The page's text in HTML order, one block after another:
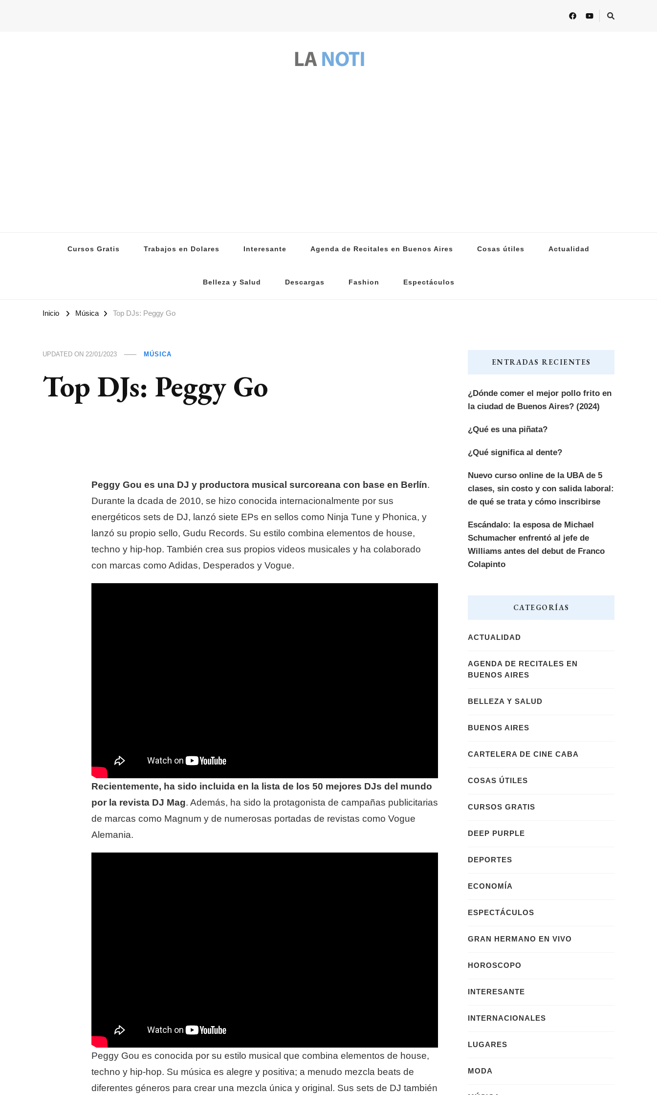
Cursos Gratis Trabajos en Dolares Interesante Agenda de Recitales en Buenos Aires Cosas útiles Actualidad
Belleza y Salud Descargas Fashion Espectáculos
Inicio Música Top DJs: Peggy Go
UPDATED ON 22/01/2023 MÚSICA
Top DJs: Peggy Go
Peggy Gou es una DJ y productora musical surcoreana con base en Berlín.
Durante la dcada de 2010, se hizo conocida internacionalmente por sus
energéticos sets de DJ, lanzó siete EPs en sellos como Ninja Tune y Phonica, y
lanzó su propio sello, Gudu Records. Su estilo combina elementos de house,
techno y hip-hop. También crea sus propios videos musicales y ha colaborado
con marcas como Adidas, Desperados y Vogue.
Recientemente, ha sido incluida en la lista de los 50 mejores DJs del mundo
por la revista DJ Mag. Además, ha sido la protagonista de campañas publicitarias
de marcas como Magnum y de numerosas portadas de revistas como Vogue
Alemania.
Peggy Gou es conocida por su estilo musical que combina elementos de house,
techno y hip-hop. Su música es alegre y positiva; a menudo mezcla beats de
diferentes géneros para crear una mezcla única y original. Sus sets de DJ también
ENTRADAS RECIENTES
¿Dónde comer el mejor pollo frito en
la ciudad de Buenos Aires? (2024)
¿Qué es una piñata?
¿Qué significa al dente?
Nuevo curso online de la UBA de 5
clases, sin costo y con salida laboral:
de qué se trata y cómo inscribirse
Escándalo: la esposa de Michael
Schumacher enfrentó al jefe de
Williams antes del debut de Franco
Colapinto
CATEGORÍAS
ACTUALIDAD
AGENDA DE RECITALES EN
BUENOS AIRES
BELLEZA Y SALUD
BUENOS AIRES
CARTELERA DE CINE CABA
COSAS ÚTILES
CURSOS GRATIS
DEEP PURPLE
DEPORTES
ECONOMÍA
ESPECTÁCULOS
GRAN HERMANO EN VIVO
HOROSCOPO
INTERESANTE
INTERNACIONALES
LUGARES
MODA